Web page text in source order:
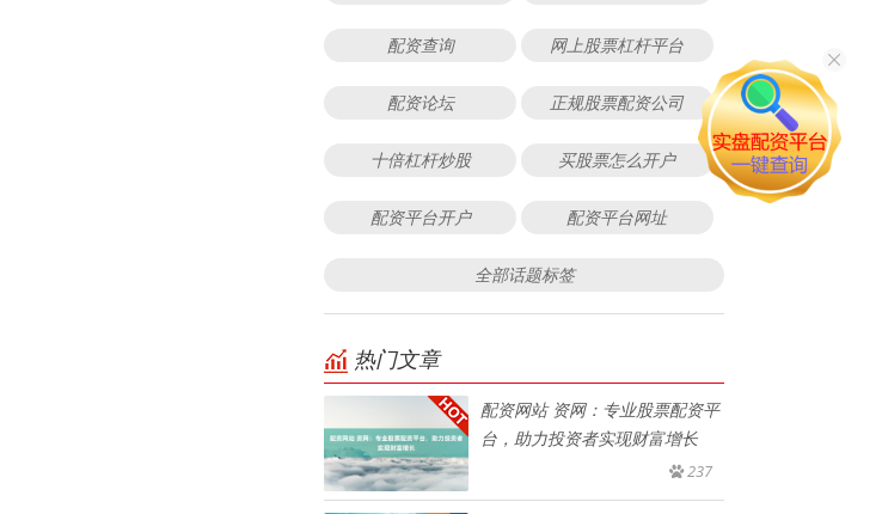
配资查询 网上股票杠杆平台
配资论坛 正规股票配资公司
十倍杠杆炒股 买股票怎么开户
配资平台开户 配资平台网址
全部话题标签
热门文章
配资网站 资网：专业股票配资平
台，助力投资者实现财富增长
237